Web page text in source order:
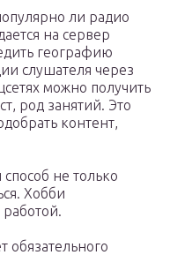
ли радио
на сервер
географию
слушателя через
можно получить
род занятий. Это
контент,
не только
Хобби
обязательного